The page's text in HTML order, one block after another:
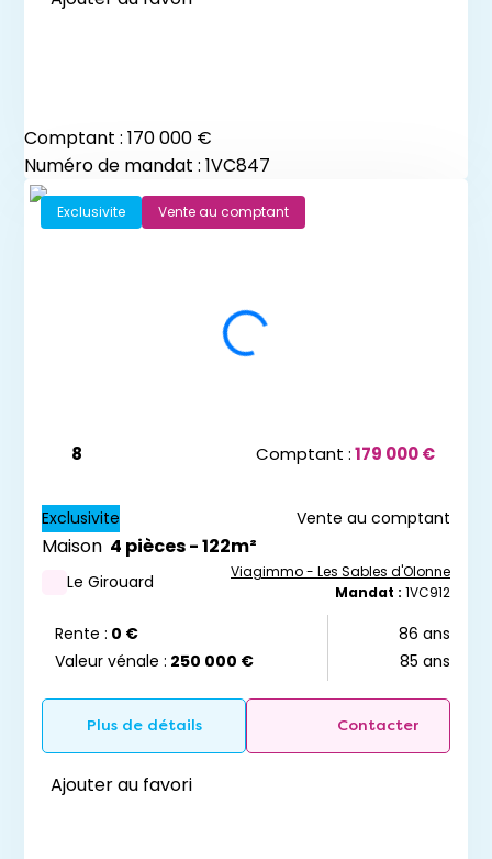
Comptant : 170 000 €
Numéro de mandat : 1VC847
Exclusivite Vente au comptant
8 Comptant :179 000 €
Exclusivite Vente au comptant
Maison 4 pièces - 122m²
Le Girouard
Viagimmo - Les Sables d'Olonne
Mandat : 1VC912
Rente : 0 €
Valeur vénale : 250 000 €
86 ans
85 ans
Plus de détails Contacter
Ajouter au favori